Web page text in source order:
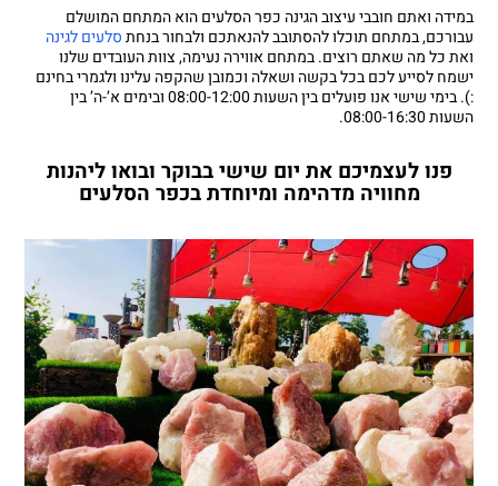
במידה ואתם חובבי עיצוב הגינה כפר הסלעים הוא המתחם המושלם
עבורכם, במתחם תוכלו להסתובב להנאתכם ולבחור בנחתסלעים לגינה
ואת כל מה שאתם רוצים. במתחם אווירה נעימה, צוות העובדים שלנו
ישמח לסייע לכם בכל בקשה ושאלה וכמובן שהקפה עלינו ולגמרי בחינם
:). בימי שישי אנו פועלים בין השעות 08:00-12:00 ובימים א’-ה’ בין
השעות 08:00-16:30.
פנו לעצמיכם את יום שישי בבוקר ובואו ליהנות
מחוויה מדהימה ומיוחדת בכפר הסלעים